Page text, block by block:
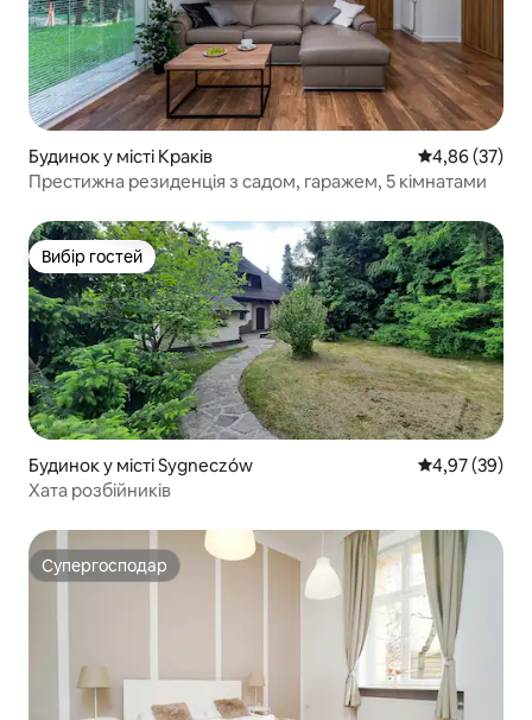
Будинок у місті Краків Середня
4,86 (37)
Престижна резиденція з садом, гаражем, 5 кімнатами
Вибір гостей
Вибір гостей
Будинок у місті Sygneczów Середня
4,97 (39)
Хата розбійників
Супергосподар
Супергосподар